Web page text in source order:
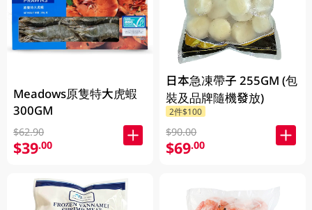
Meadows原隻特大虎蝦
300GM
$62.90
$39.00
日本急凍帶子 255GM (包
裝及品牌隨機發放)
2件$100
$90.00
$69.00